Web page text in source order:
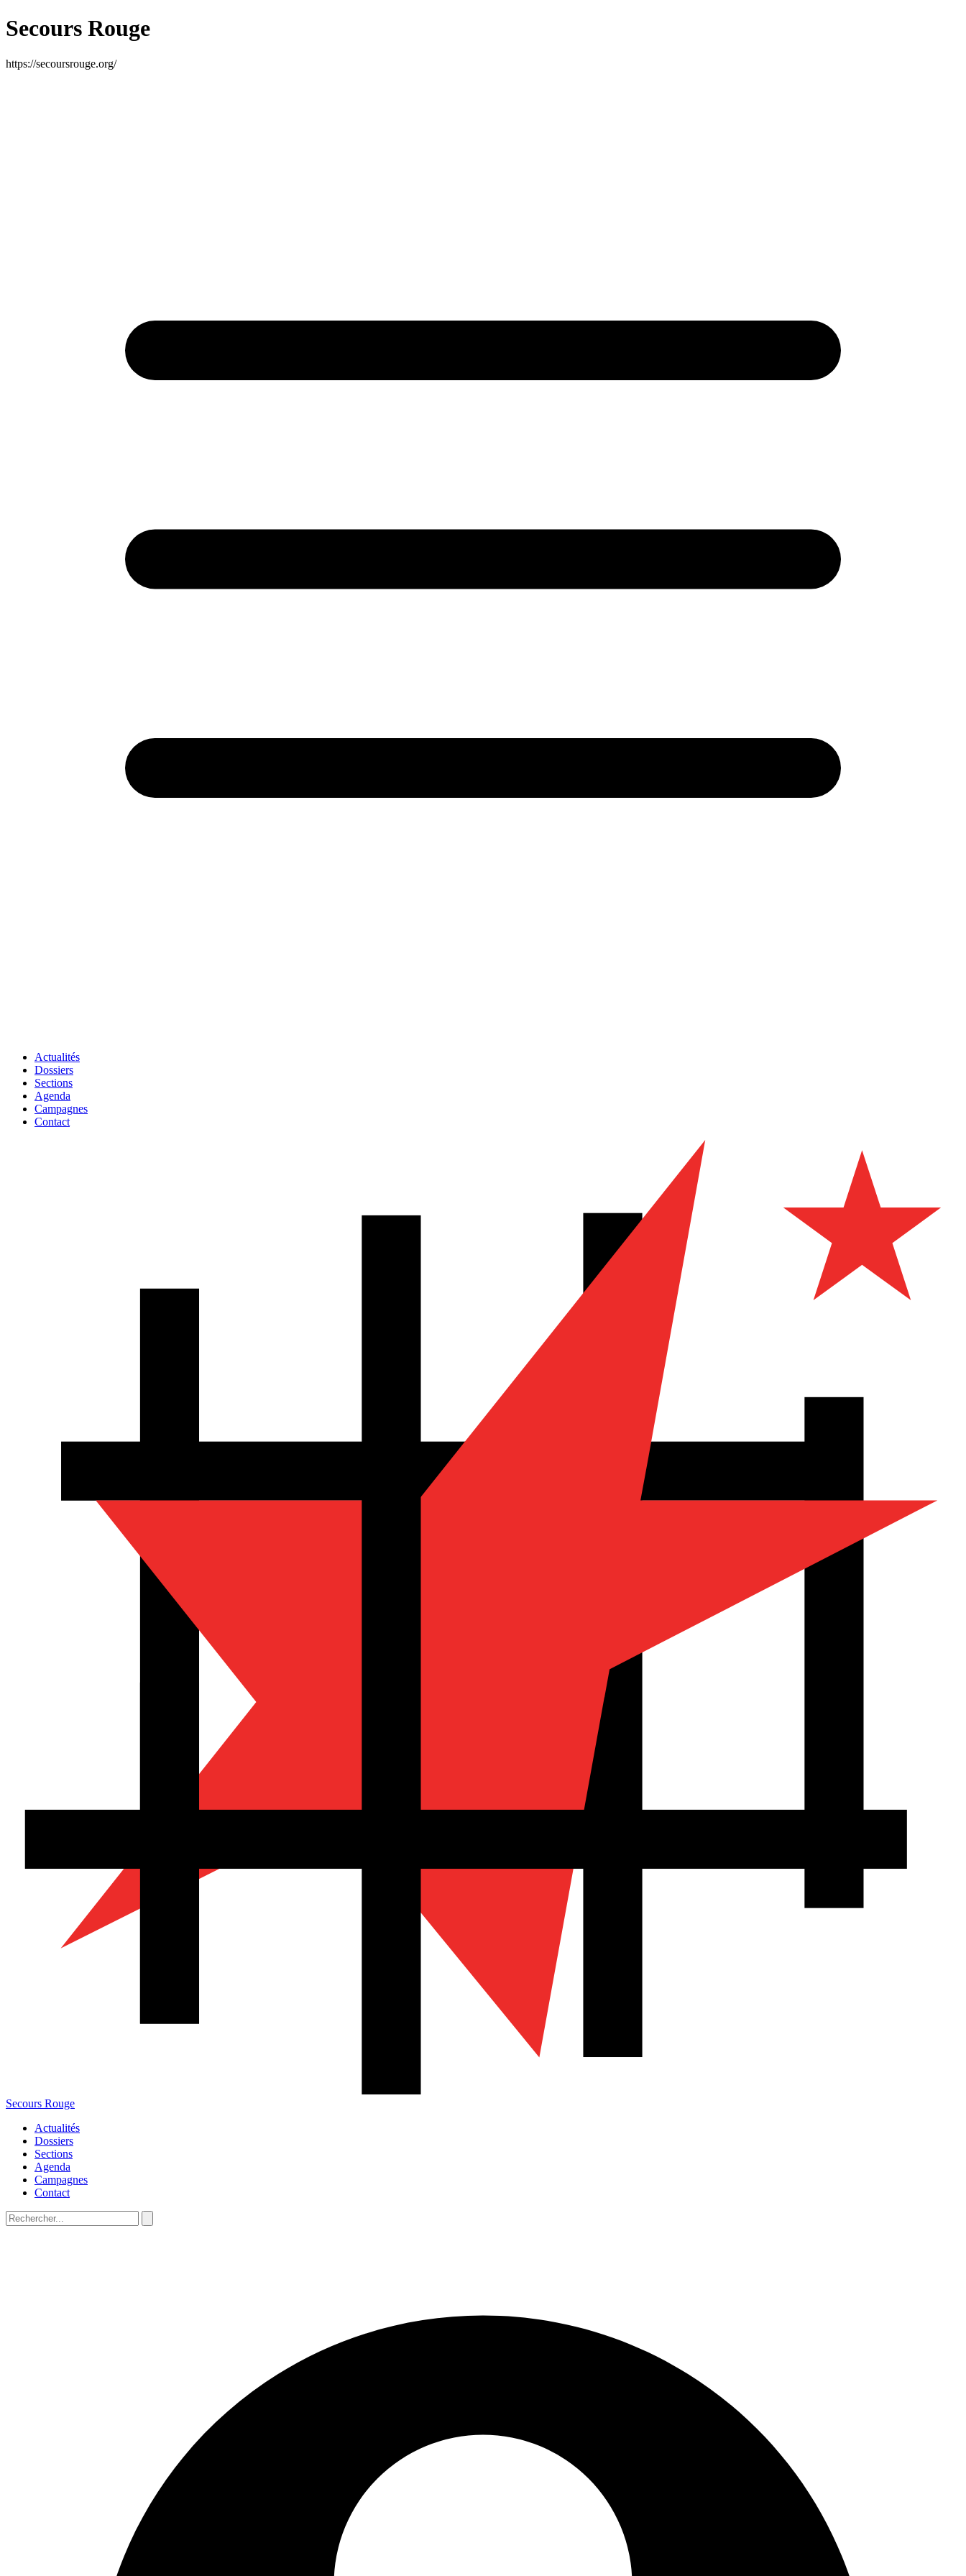
Secours Rouge
https://secoursrouge.org/
Actualités
Dossiers
Sections
Agenda
Campagnes
Contact
Secours Rouge
Actualités
Dossiers
Sections
Agenda
Campagnes
Contact